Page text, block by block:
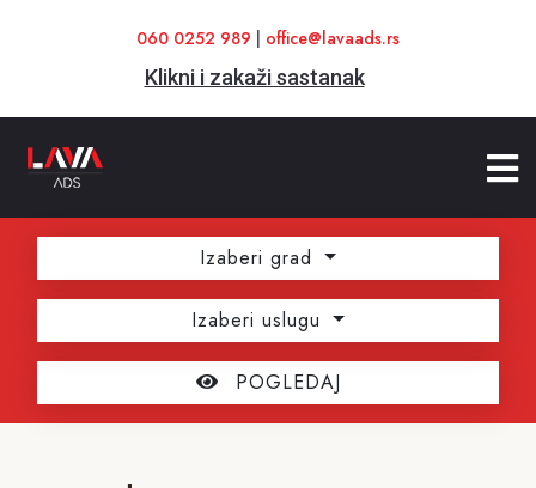
060 0252 989 office@lavaads.rs
Klikni i zakaži sastanak
Izaberi grad
Izaberi uslugu
POGLEDAJ